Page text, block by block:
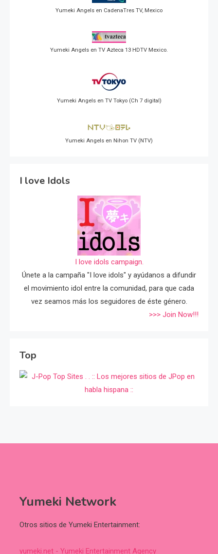
Yumeki Angels en CadenaTres TV, Mexico
Yumeki Angels en TV Azteca 13 HDTV Mexico.
Yumeki Angels en TV Tokyo (Ch 7 digital)
Yumeki Angels en Nihon TV (NTV)
I love Idols
I love idols campaign.
Únete a la campaña "I love idols" y ayúdanos a difundir
el movimiento idol entre la comunidad, para que cada
vez seamos más los seguidores de éste género.
>>> Join Now!!!
Top
Yumeki Network
Otros sitios de Yumeki Entertainment:
yumeki.net - Yumeki Entertainment Agency